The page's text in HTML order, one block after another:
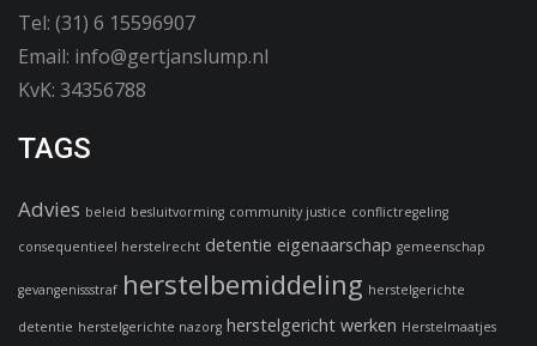
Tel: (31) 6 15596907
Email: info@gertjanslump.nl
KvK: 34356788
TAGS
Advies beleid besluitvorming community justice conflictregeling
consequentieel herstelrecht detentie eigenaarschap gemeenschap
gevangenissstraf herstelbemiddeling herstelgerichte
detentie herstelgerichte nazorg herstelgericht werken Herstelmaatjes